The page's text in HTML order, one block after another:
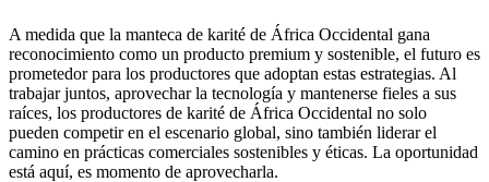
A medida que la manteca de karité de África Occidental gana
reconocimiento como un producto premium y sostenible, el futuro es
prometedor para los productores que adoptan estas estrategias. Al
trabajar juntos, aprovechar la tecnología y mantenerse fieles a sus
raíces, los productores de karité de África Occidental no solo
pueden competir en el escenario global, sino también liderar el
camino en prácticas comerciales sostenibles y éticas. La oportunidad
está aquí, es momento de aprovecharla.